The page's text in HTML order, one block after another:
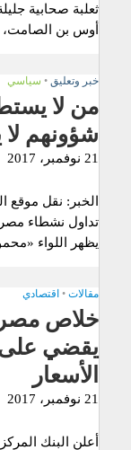
ثعلبة صحابية
أوس بن الصامت،
خبر وتعليق • سياسي
من لا
شؤونهم
21 نوفمبر، 2017
تداول نشطاء
يظهر اللواء
مقالات • اقتصادي
خلاص مصر
يقضي على
الأسعار
21 نوفمبر، 2017